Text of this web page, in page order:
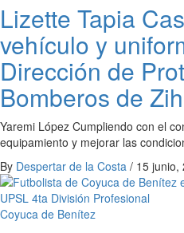
Lizette Tapia
vehículo y
Dirección de
Bomberos de
Yaremi López Cumpliendo con el
equipamiento y mejorar las
By Despertar de la Costa / 15 junio,
Coyuca de Benítez